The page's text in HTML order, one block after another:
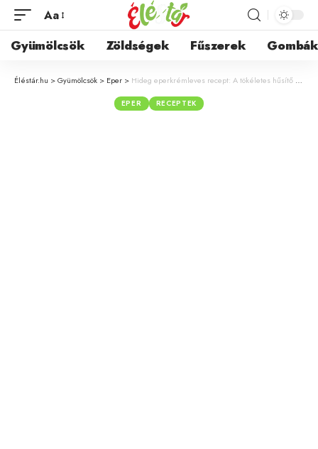
Aa
Gyümölcsök Zöldségek Fűszerek Gombák
Éléstár.hu >Gyümölcsök > Eper > Hideg eperkrémleves recept: A tökéletes hűsítő leves forró nyári napokra
EPER RECEPTEK